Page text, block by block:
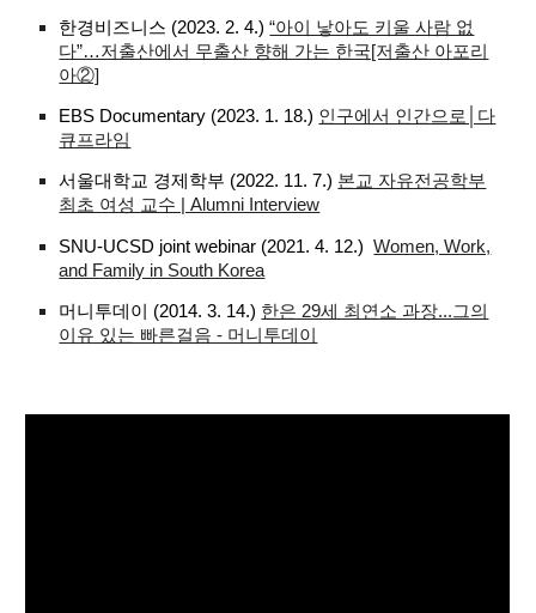
한경비즈니스 (2023. 2. 4.)“아이 낳아도 키울 사람 없
다”…저출산에서 무출산 향해 가는 한국[저출산 아포리
아②]
EBS Documentary (2023. 1. 18.) 인구에서 인간으로│다
큐프라임
서울대학교 경제학부 (2022. 11. 7.) 본교 자유전공학부
최초 여성 교수 | Alumni Interview
SNU-UCSD joint webinar (2021. 4. 12.)Women, Work,
and Family in South Korea
머니투데이 (2014. 3. 14.) 한은 29세 최연소 과장...그의
이유 있는 빠른걸음 - 머니투데이